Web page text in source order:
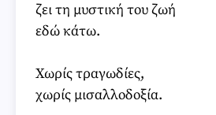
ζει τη μυστική του ζωή
εδώ κάτω.
Χωρίς τραγωδίες,
χωρίς μισαλλοδοξία.